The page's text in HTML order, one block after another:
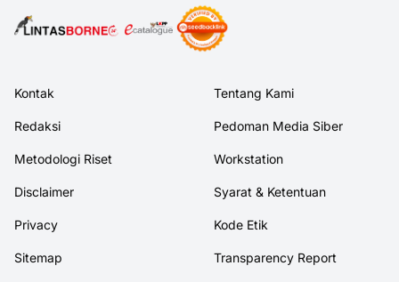
Kontak Tentang Kami
Redaksi Pedoman Media Siber
Metodologi Riset Workstation
Disclaimer Syarat & Ketentuan
Privacy Kode Etik
Sitemap Transparency Report